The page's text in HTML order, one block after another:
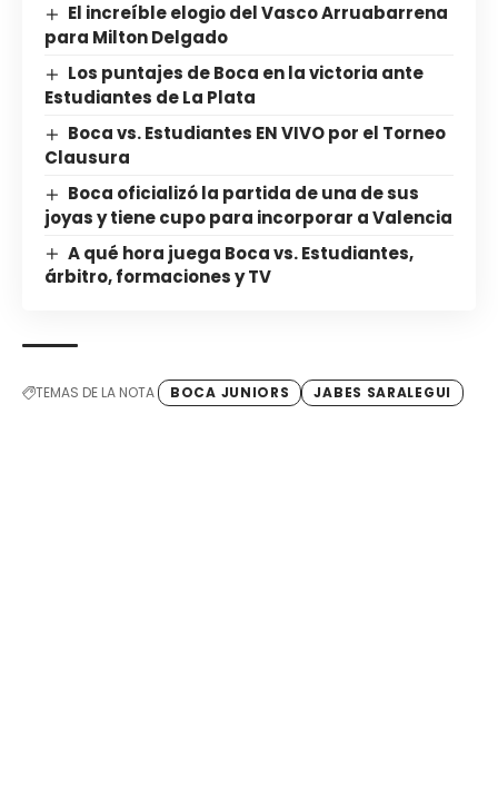
El increíble elogio del Vasco Arruabarrena
para Milton Delgado
Los puntajes de Boca en la victoria ante
Estudiantes de La Plata
Boca vs. Estudiantes EN VIVO por el Torneo
Clausura
Boca oficializó la partida de una de sus
joyas y tiene cupo para incorporar a Valencia
A qué hora juega Boca vs. Estudiantes,
árbitro, formaciones y TV
TEMAS DE LA NOTA BOCA JUNIORS JABES SARALEGUI